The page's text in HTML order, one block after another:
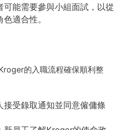
可能需要參與小組面試，以從
適合性。
的入職流程確保順利整
接受錄取通知並同意僱傭條